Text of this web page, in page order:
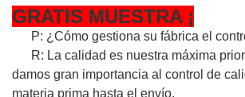
GRATIS MUESTRA ¡
P: ¿Cómo gestiona su fábrica el
R: La calidad es nuestra máxima
damos gran importancia al control de
materia prima hasta el envío.